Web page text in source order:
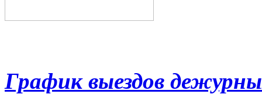
График выездов